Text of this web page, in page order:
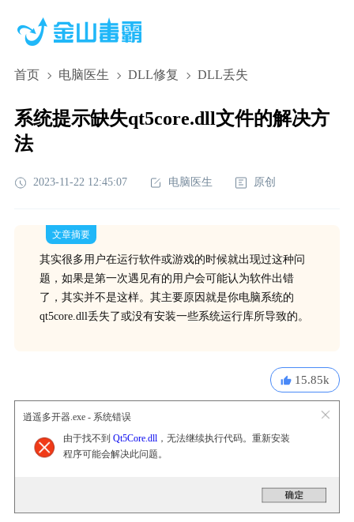
首页 电脑医生 DLL修复 DLL丢失
系统提示缺失qt5core.dll文件的解决方
法
2023-11-22 12:45:07 电脑医生 原创
文章摘要
其实很多用户在运行软件或游戏的时候就出现过这种问
题，如果是第一次遇见有的用户会可能认为软件出错
了，其实并不是这样。其主要原因就是你电脑系统的
qt5core.dll丢失了或没有安装一些系统运行库所导致的。
15.85k
逍遥多开器.exe - 系统错误
由于找不到 Qt5Core.dll，无法继续执行代码。重新安装
程序可能会解决此问题。